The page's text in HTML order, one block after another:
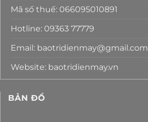
Mã số thuế: 066095010891
Hotline: 09363 77779
Email: baotridienmay@gmail.com
Website: baotridienmay.vn
BẢN ĐỒ